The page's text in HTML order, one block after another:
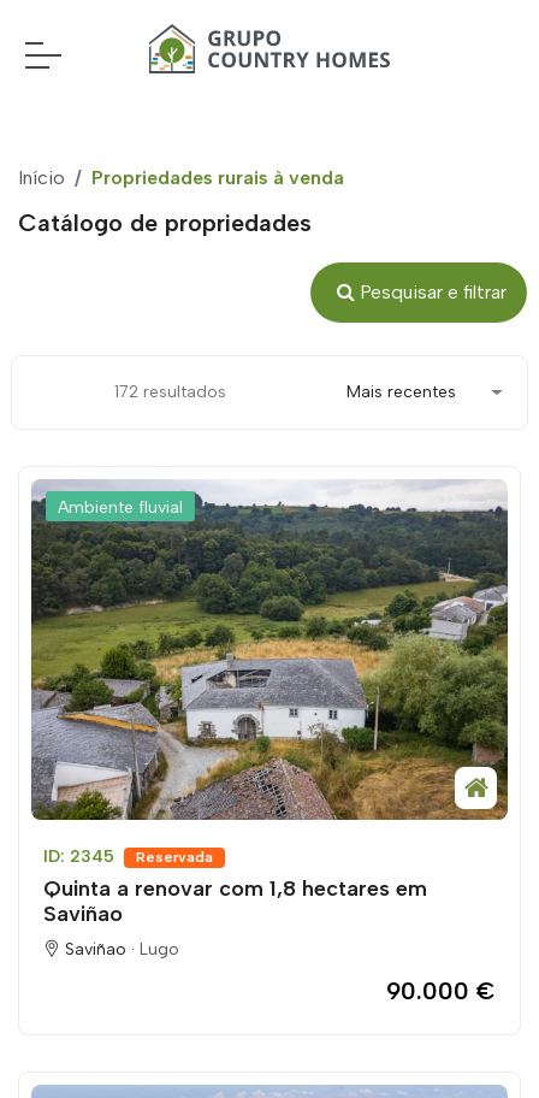
Início Propriedades rurais à venda
Catálogo de propriedades
Pesquisar e filtrar
172 resultados Mais recentes
Ambiente fluvial
ID: 2345 Reservada
Quinta a renovar com 1,8 hectares em
Saviñao
Saviñao · Lugo
90.000 €